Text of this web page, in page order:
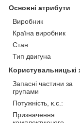
Основні атрибути
Виробник
Країна виробник
Стан
Тип двигуна
Користувальницькі
Запасні частини за
групами
Потужність, к.с.:
Призначення